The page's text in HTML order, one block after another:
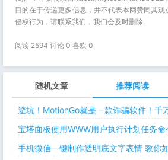
目的在于传递更多信息，并不代表本网赞同其
侵权行为，请联系我们，我们会及时删除.
阅读 2594 讨论 0 喜欢 0
随机文章 推荐阅读
避坑！MotionGo就是一款诈骗软件！千
宝塔面板使用WWW用户执行计划任务
手机微信一键制作透明底文字表情 教你